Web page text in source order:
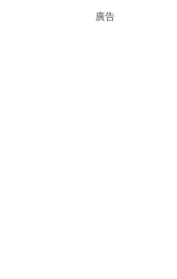
廣告